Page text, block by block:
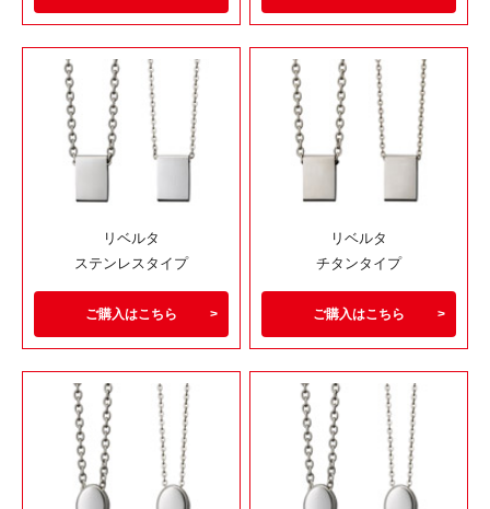
リベルタ
ステンレスタイプ
ご購入はこちら
リベルタ
チタンタイプ
ご購入はこちら